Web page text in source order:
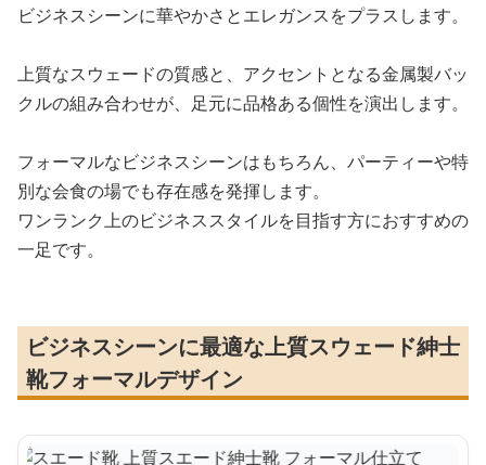
ビジネスシーンに華やかさとエレガンスをプラスします。
上質なスウェードの質感と、アクセントとなる金属製バッ
クルの組み合わせが、足元に品格ある個性を演出します。
フォーマルなビジネスシーンはもちろん、パーティーや特
別な会食の場でも存在感を発揮します。
ワンランク上のビジネススタイルを目指す方におすすめの
一足です。
ビジネスシーンに最適な上質スウェード紳士
靴フォーマルデザイン